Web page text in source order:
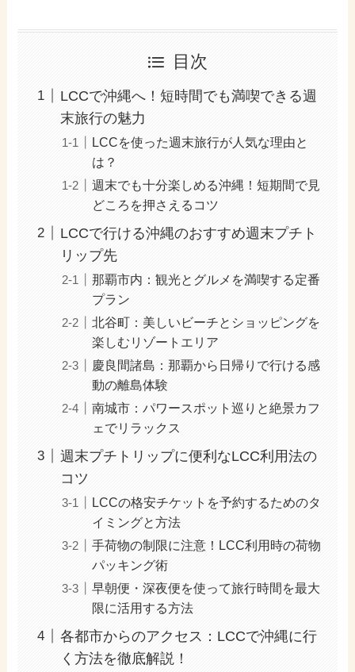
目次
LCCで沖縄へ！短時間でも満喫できる週
末旅行の魅力
LCCを使った週末旅行が人気な理由と
は？
週末でも十分楽しめる沖縄！短期間で見
どころを押さえるコツ
LCCで行ける沖縄のおすすめ週末プチト
リップ先
那覇市内：観光とグルメを満喫する定番
プラン
北谷町：美しいビーチとショッピングを
楽しむリゾートエリア
慶良間諸島：那覇から日帰りで行ける感
動の離島体験
南城市：パワースポット巡りと絶景カフ
ェでリラックス
週末プチトリップに便利なLCC利用法の
コツ
LCCの格安チケットを予約するためのタ
イミングと方法
手荷物の制限に注意！LCC利用時の荷物
パッキング術
早朝便・深夜便を使って旅行時間を最大
限に活用する方法
各都市からのアクセス：LCCで沖縄に行
く方法を徹底解説！